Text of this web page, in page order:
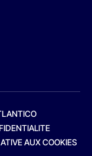
AUX COOKIES